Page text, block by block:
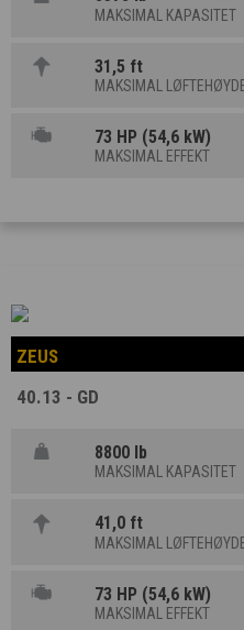
MAKSIMAL KAPASITET
31,5 ft
MAKSIMAL
73 HP (54,6 kW)
MAKSIMAL EFFEKT
ZEUS
40.13 - GD
8800 lb
MAKSIMAL KAPASITET
41,0 ft
MAKSIMAL
73 HP (54,6 kW)
MAKSIMAL EFFEKT